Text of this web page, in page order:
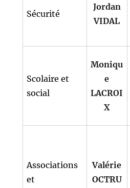
Sécurité
Jordan
VIDAL
Scolaire et
social
Moniqu
e
LACROI
X
Associations
et
Valérie
OCTRU